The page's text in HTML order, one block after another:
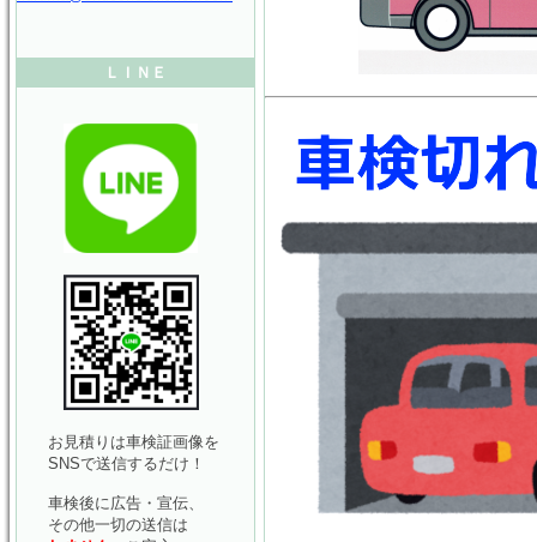
ＬＩＮＥ
お見積りは車検証画像を
SNSで送信するだけ！
車検後に広告・宣伝、
その他一切の送信は